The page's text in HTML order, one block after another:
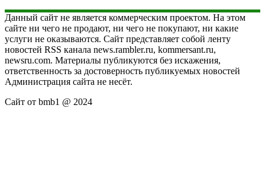
Данный сайт не является коммерческим проектом. На этом
сайте ни чего не продают, ни чего не покупают, ни какие
услуги не оказываются. Сайт представляет собой ленту
новостей RSS канала news.rambler.ru, kommersant.ru,
newsru.com. Материалы публикуются без искажения,
ответственность за достоверность публикуемых новостей
Администрация сайта не несёт.
Сайт от bmb1 @ 2024